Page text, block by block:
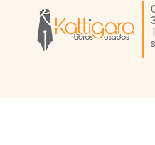
Librería Kattigara